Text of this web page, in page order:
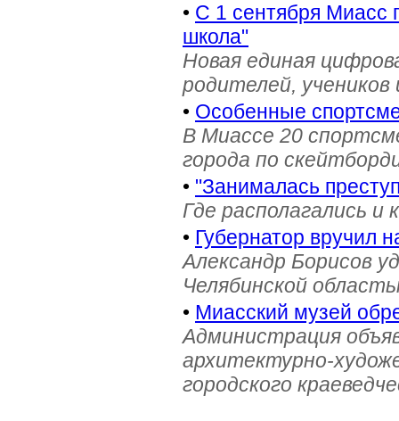
• С 1 сентября Миасс
школа"
Новая единая
родителей, учеников
• Особенные
В Миассе 20
города по
• "Занималась
Где располагались и
• Губернатор вручил
Александр Борисов
Челябинской
• Миасский музей
Администрация
архитектурно-
городского